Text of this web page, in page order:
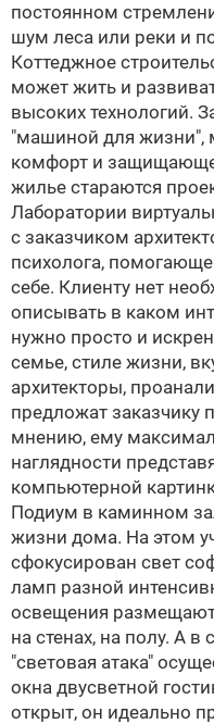
постоянном
шум леса или реки и
Коттеджное
может жить и
высоких технологий.
"машиной для
комфорт и
жилье стараются
Лаборатории
с заказчиком
психолога,
себе. Клиенту нет
описывать в каком
нужно просто и
семье, стиле жизни,
архитекторы,
предложат заказчику
мнению, ему
наглядности
компьютерной
Подиум в каминном
жизни дома. На этом
сфокусирован свет
ламп разной
освещения
на стенах, на полу. А в
"световая атака"
окна двусветной
открыт, он идеально